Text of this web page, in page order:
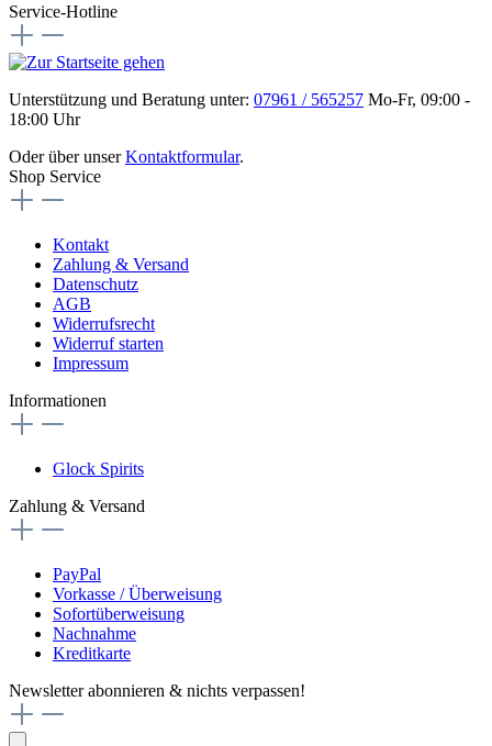
Service-Hotline
Unterstützung und Beratung unter: 07961 / 565257 Mo-Fr, 09:00 -
18:00 Uhr
Oder über unserKontaktformular.
Shop Service
Kontakt
Zahlung & Versand
Datenschutz
AGB
Widerrufsrecht
Widerruf starten
Impressum
Informationen
Glock Spirits
Zahlung & Versand
PayPal
Vorkasse / Überweisung
Sofortüberweisung
Nachnahme
Kreditkarte
Newsletter abonnieren & nichts verpassen!